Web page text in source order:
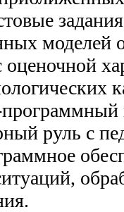
моделей
оценочной
руль с